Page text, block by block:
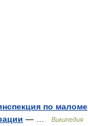
по
— … Википедия